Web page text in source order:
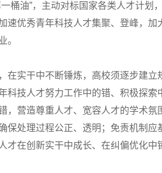
桶油”，主动对标国家各类人才计划
速优秀青年科技人才集聚、登峰，加
。
实干中不断锤炼，高校须逐步建立
科技人才努力工作中的错、积极探索
，营造尊重人才、宽容人才的学术氛
保处理过程公正、透明；免责机制应
在创新实干中成长、在纠偏优化中